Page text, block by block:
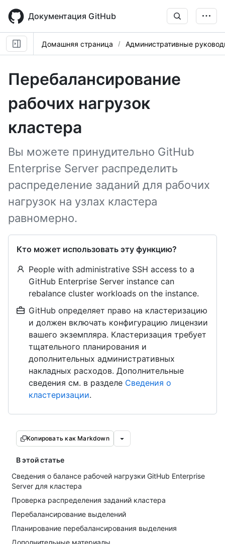
main
content
Документация GitHub
Домашняя страница Административные
Перебалансирование
рабочих нагрузок
кластера
Вы можете принудительно GitHub
Enterprise Server распределить
распределение заданий для рабочих
нагрузок на узлах кластера
равномерно.
Кто может использовать эту функцию?
People with administrative SSH access to a
GitHub Enterprise Server instance can
rebalance cluster workloads on the instance.
GitHub определяет право на кластеризацию
и должен включать конфигурацию лицензии
вашего экземпляра. Кластеризация требует
тщательного планирования и
дополнительных административных
накладных расходов. Дополнительные
сведения см. в разделе Сведения о
кластеризации.
Копировать как Markdown
В этой статье
Сведения о балансе рабочей нагрузки GitHub Enterprise
Server для кластера
Проверка распределения заданий кластера
Перебалансирование выделений
Планирование перебалансирования выделения
Дополнительные материалы